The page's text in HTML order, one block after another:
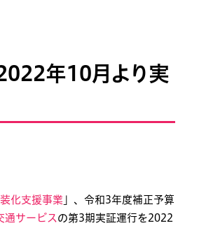
年10月より実
化支援事業 」、令和3年度補正予算
通サービス の第3期実証運行を2022